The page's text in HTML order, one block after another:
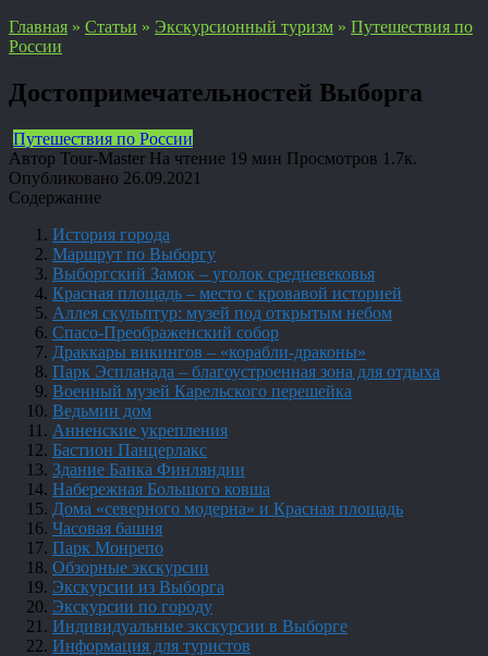
Главная » Статьи » Экскурсионный туризм » Путешествия по
России
Достопримечательностей Выборга
Путешествия по России
Автор Tour-Master На чтение 19 мин Просмотров 1.7к.
Опубликовано 26.09.2021
Содержание
История города
Маршрут по Выборгу
Выборгский Замок – уголок средневековья
Красная площадь – место с кровавой историей
Аллея скульптур: музей под открытым небом
Спасо-Преображенский собор
Драккары викингов – «корабли-драконы»
Парк Эспланада – благоустроенная зона для отдыха
Военный музей Карельского перешейка
Ведьмин дом
Анненские укрепления
Бастион Панцерлакс
Здание Банка Финляндии
Набережная Большого ковша
Дома «северного модерна» и Красная площадь
Часовая башня
Парк Монрепо
Обзорные экскурсии
Экскурсии из Выборга
Экскурсии по городу
Индивидуальные экскурсии в Выборге
Информация для туристов